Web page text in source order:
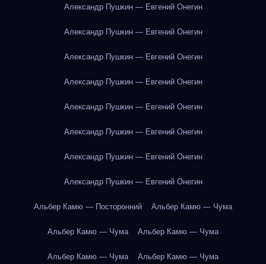
Александр Пушкин — Евгений Онегин
Александр Пушкин — Евгений Онегин
Александр Пушкин — Евгений Онегин
Александр Пушкин — Евгений Онегин
Александр Пушкин — Евгений Онегин
Александр Пушкин — Евгений Онегин
Александр Пушкин — Евгений Онегин
Александр Пушкин — Евгений Онегин
Альбер Камю — Посторонний Альбер Камю — Чума
Альбер Камю — Чума Альбер Камю — Чума
Альбер Камю — Чума Альбер Камю — Чума